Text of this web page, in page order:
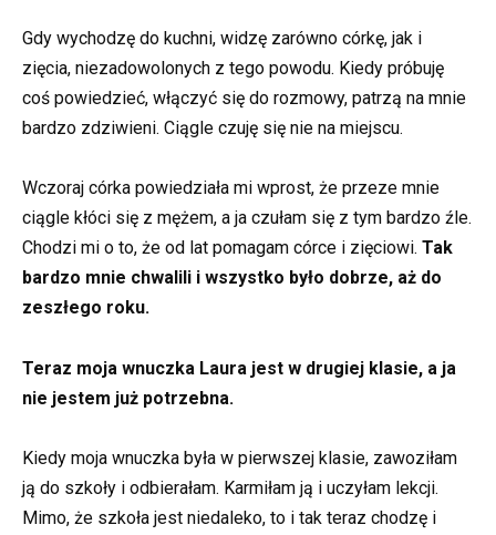
Gdy wychodzę do kuchni, widzę zarówno córkę, jak i
zięcia, niezadowolonych z tego powodu. Kiedy próbuję
coś powiedzieć, włączyć się do rozmowy, patrzą na mnie
bardzo zdziwieni. Ciągle czuję się nie na miejscu.
Wczoraj córka powiedziała mi wprost, że przeze mnie
ciągle kłóci się z mężem, a ja czułam się z tym bardzo źle.
Chodzi mi o to, że od lat pomagam córce i zięciowi. Tak
bardzo mnie chwalili i wszystko było dobrze, aż do
zeszłego roku.
Teraz moja wnuczka Laura jest w drugiej klasie, a ja
nie jestem już potrzebna.
Kiedy moja wnuczka była w pierwszej klasie, zawoziłam
ją do szkoły i odbierałam. Karmiłam ją i uczyłam lekcji.
Mimo, że szkoła jest niedaleko, to i tak teraz chodzę i